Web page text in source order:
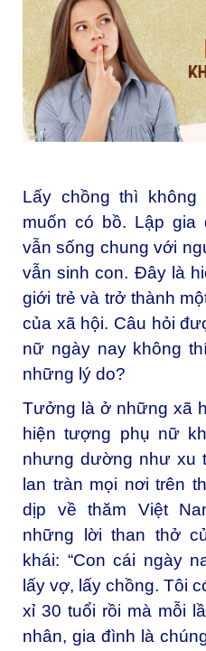
Lấy chồng thì
muốn có bồ. Lập gia
vẫn sống chung với
vẫn sinh con. Đây là
giới trẻ và trở thành
của xã hội. Câu hỏi
nữ ngày nay không
những lý do?
Tưởng là ở những xã
hiện tượng phụ nữ
nhưng dường như xu
lan tràn mọi nơi trên
dịp về thăm Việt
những lời than thở
khái: “Con cái ngày
lấy vợ, lấy chồng. Tôi
xỉ 30 tuổi rồi mà mỗi
nhân, gia đình là